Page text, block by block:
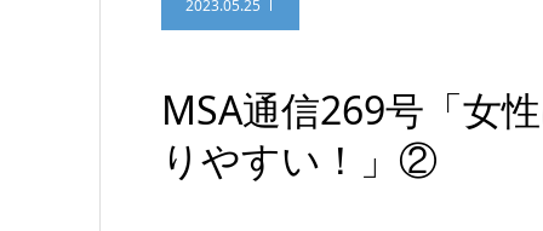
2023.05.25
MSA通信269号「女
りやすい！」②